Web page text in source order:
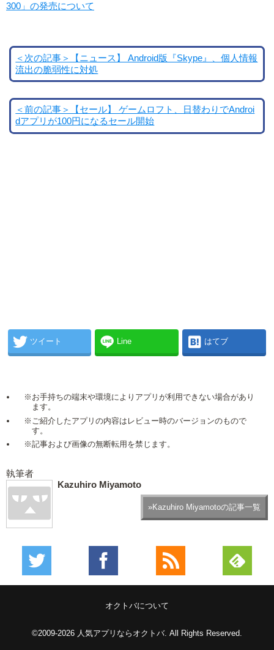
300」の発売について
＜次の記事＞【ニュース】 Android版『Skype』、個人情報
流出の脆弱性に対処
＜前の記事＞【セール】 ゲームロフト、日替わりでAndroi
dアプリが100円になるセール開始
ツイート Line はてブ
※お手持ちの端末や環境によりアプリが利用できない場合があり
ます。
※ご紹介したアプリの内容はレビュー時のバージョンのもので
す。
※記事および画像の無断転用を禁じます。
執筆者
Kazuhiro Miyamoto
»Kazuhiro Miyamotoの記事一覧
オクトバについて
©2009-2026 人気アプリならオクトバ. All Rights Reserved.